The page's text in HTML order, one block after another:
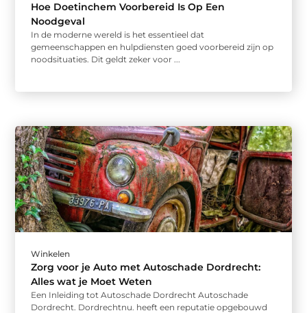
Hoe Doetinchem Voorbereid Is Op Een
Noodgeval
In de moderne wereld is het essentieel dat
gemeenschappen en hulpdiensten goed voorbereid zijn op
noodsituaties. Dit geldt zeker voor ...
Winkelen
Zorg voor je Auto met Autoschade Dordrecht:
Alles wat je Moet Weten
Een Inleiding tot Autoschade Dordrecht Autoschade
Dordrecht. Dordrechtnu. heeft een reputatie opgebouwd